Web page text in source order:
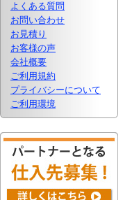
よくある質問
お問い合わせ
お見積り
お客様の声
会社概要
ご利用規約
プライバシーについて
ご利用環境